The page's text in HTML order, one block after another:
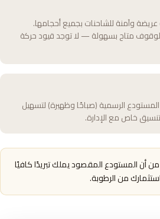
وآمنة للشاحنات بجميع أحجامها.
متاح بسهولة — لا توجد قيود حركة
الرسمية (صباحًا وظهيرة) لتسهيل
خاص مع الإدارة.
أن المستودع المقصود يملك تبريدًا كافيًا
من الرطوبة.